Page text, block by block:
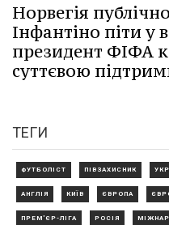
Норвегія
Інфантіно піти у
президент ФІФА
суттєвою
ТЕГИ
ФУТБОЛІСТ ПІВЗАХИСНИК
АНГЛІЯ КИЇВ ЄВРОПА
ПРЕМ'ЄР-ЛІГА РОСІЯ